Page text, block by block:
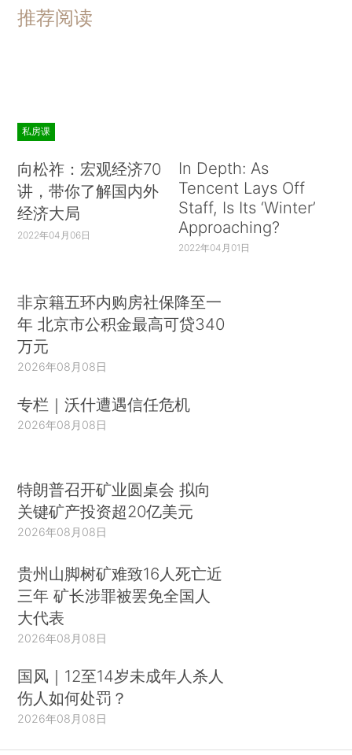
推荐阅读
私房课
向松祚：宏观经济70
讲，带你了解国内外
经济大局
2022年04月06日
In Depth: As
Tencent Lays Off
Staff, Is Its ‘Winter’
Approaching?
2022年04月01日
非京籍五环内购房社保降至一
年 北京市公积金最高可贷340
万元
2026年08月08日
专栏｜沃什遭遇信任危机
2026年08月08日
特朗普召开矿业圆桌会 拟向
关键矿产投资超20亿美元
2026年08月08日
贵州山脚树矿难致16人死亡近
三年 矿长涉罪被罢免全国人
大代表
2026年08月08日
国风｜12至14岁未成年人杀人
伤人如何处罚？
2026年08月08日